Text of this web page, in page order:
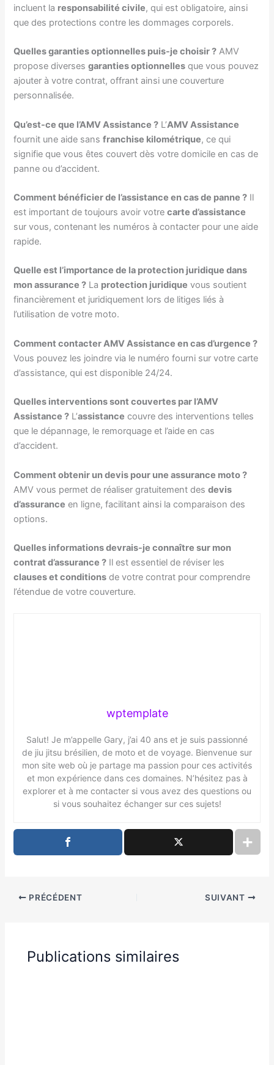
incluent la responsabilité civile, qui est obligatoire, ainsi
que des protections contre les dommages corporels.
Quelles garanties optionnelles puis-je choisir ? AMV
propose diversesgaranties optionnelles que vous pouvez
ajouter à votre contrat, offrant ainsi une couverture
personnalisée.
Qu’est-ce que l’AMV Assistance ? L’AMV Assistance
fournit une aide sansfranchise kilométrique, ce qui
signifie que vous êtes couvert dès votre domicile en cas de
panne ou d’accident.
Comment bénéficier de l’assistance en cas de panne ? Il
est important de toujours avoir votrecarte d’assistance
sur vous, contenant les numéros à contacter pour une aide
rapide.
Quelle est l’importance de la protection juridique dans
mon assurance ? La protection juridique vous soutient
financièrement et juridiquement lors de litiges liés à
l’utilisation de votre moto.
Comment contacter AMV Assistance en cas d’urgence ?
Vous pouvez les joindre via le numéro fourni sur votre carte
d’assistance, qui est disponible 24/24.
Quelles interventions sont couvertes par l’AMV
Assistance ? L’assistance couvre des interventions telles
que le dépannage, le remorquage et l’aide en cas
d’accident.
Comment obtenir un devis pour une assurance moto ?
AMV vous permet de réaliser gratuitement desdevis
d’assurance en ligne, facilitant ainsi la comparaison des
options.
Quelles informations devrais-je connaître sur mon
contrat d’assurance ? Il est essentiel de réviser les
clauses et conditions de votre contrat pour comprendre
l’étendue de votre couverture.
wptemplate
Salut! Je m’appelle Gary, j’ai 40 ans et je suis passionné
de jiu jitsu brésilien, de moto et de voyage. Bienvenue sur
mon site web où je partage ma passion pour ces activités
et mon expérience dans ces domaines. N’hésitez pas à
explorer et à me contacter si vous avez des questions ou
si vous souhaitez échanger sur ces sujets!
PRÉCÉDENT SUIVANT
Publications similaires